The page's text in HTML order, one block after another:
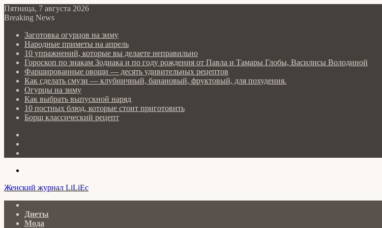
Пятница, 7 августа 2026
Breaking News
Заготовка огурцов на зиму
Народные приметы на апрель
10 упражнений, которые вы делаете неправильно
Гороскоп по знакам Зодиака и по году рождения от Павла и Тамары Глобы, Василисы Володиной
Фаршированные овощи — десять удивительных рецептов
Как сделать cмузи — клубничный, банановый, фруктовый, для похудения.
Огурцы на зиму
Как выбрать выпускной наряд
10 постных блюд, которые стоит приготовить
Борщ классический рецепт
Женский журнал LiLiEc
Диеты
Мода